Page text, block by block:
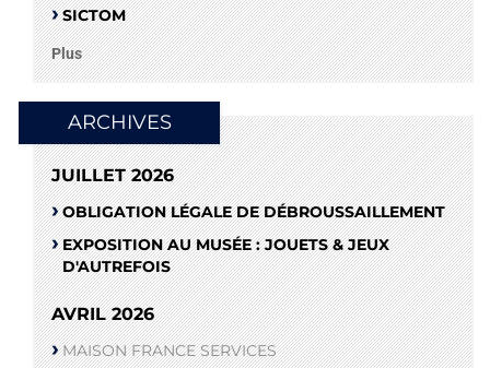
SICTOM
Plus
ARCHIVES
JUILLET 2026
OBLIGATION LÉGALE DE DÉBROUSSAILLEMENT
EXPOSITION AU MUSÉE : JOUETS & JEUX
D'AUTREFOIS
AVRIL 2026
MAISON FRANCE SERVICES